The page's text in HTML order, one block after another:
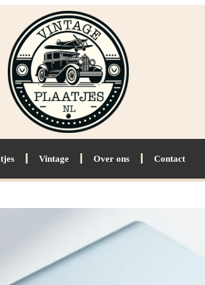
Vintage Over ons Contact